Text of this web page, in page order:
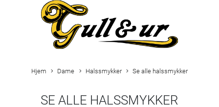
Hjem Dame Halssmykker Se alle halssmykker
SE ALLE HALSSMYKKER